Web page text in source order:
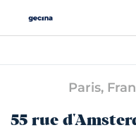
Paris,
55 rue